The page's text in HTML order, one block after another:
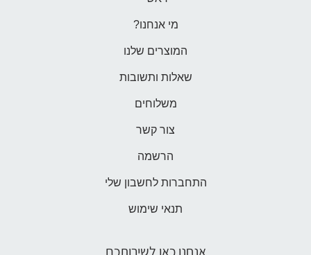
מי אנחנו?
המוצרים שלנו
שאלות ותשובות
משלוחים
צור קשר
הרשמה
התחברות לחשבון שלי
תנאי שימוש